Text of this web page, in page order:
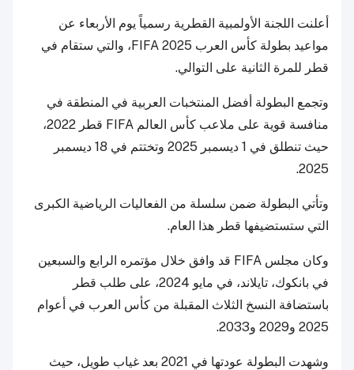
أعلنت اللجنة الأولمبية القطرية رسمياً يوم الأربعاء عن
مواعيد بطولة كأس العرب FIFA 2025، والتي ستقام في
قطر للمرة الثانية على التوالي.
وتجمع البطولة أفضل المنتخبات العربية في المنطقة في
منافسة قوية على ملاعب كأس العالم FIFA قطر 2022،
حيث تنطلق في 1 ديسمبر 2025 وتختتم في 18 ديسمبر
2025.
وتأتي البطولة ضمن سلسلة من الفعاليات الرياضية الكبرى
التي ستستضيفها قطر هذا العام.
وكان مجلس FIFA قد وافق خلال مؤتمره الرابع والسبعين
في بانكوك، تايلاند، في مايو 2024، على طلب قطر
باستضافة النسخ الثلاث المقبلة من كأس العرب في أعوام
2025 و2029 و2033.
وشهدت البطولة عودتها في 2021 بعد غياب طويل، حيث